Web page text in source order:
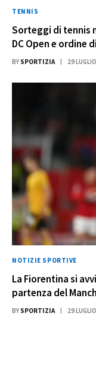
TENNIS
Sorteggi di tennis
DC Open e ordine
BY SPORTIZIA 29
NOTIZIE SPORTIVE
La Fiorentina si
partenza del
BY SPORTIZIA 29